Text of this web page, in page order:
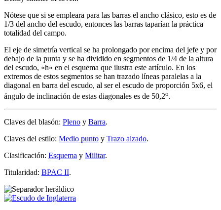
Nótese que si se empleara para las barras el ancho clásico, esto es de
1/3 del ancho del escudo, entonces las barras taparían la práctica
totalidad del campo.
El eje de simetría vertical se ha prolongado por encima del jefe y por
debajo de la punta y se ha dividido en segmentos de 1/4 de la altura
del escudo, «h» en el esquema que ilustra este artículo. En los
extremos de estos segmentos se han trazado líneas paralelas a la
diagonal en barra del escudo, al ser el escudo de proporción 5x6, el
ángulo de inclinación de estas diagonales es de 50,2o.
Claves del blasón: Pleno y Barra.
Claves del estilo: Medio punto y Trazo alzado.
Clasificación: Esquema y Militar.
Titularidad: BPAC II.